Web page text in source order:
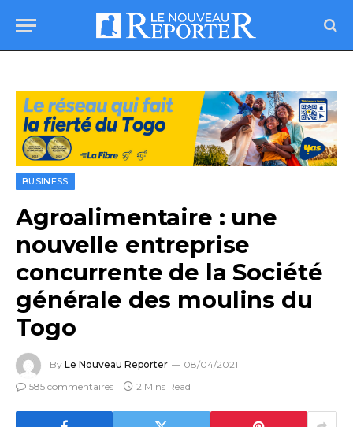
BUSINESS
Agroalimentaire : une
nouvelle entreprise
concurrente de la Société
générale des moulins du
Togo
By Le Nouveau Reporter
08/04/2021
585 commentaires
2 Mins Read